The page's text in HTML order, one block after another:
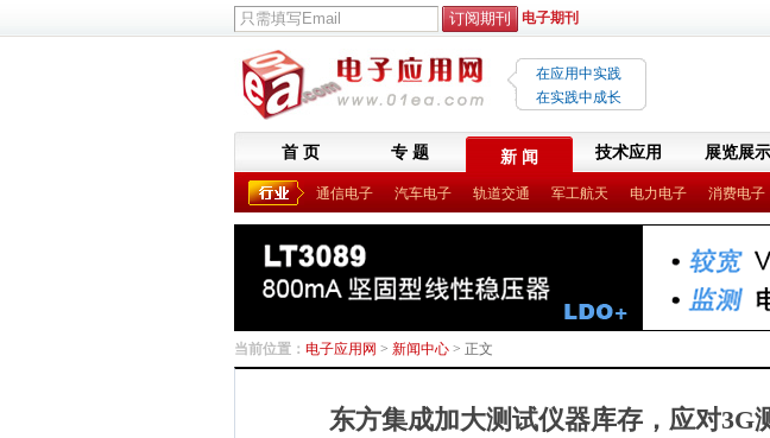
电子期刊
在应用中实践
在实践中成长
首 页 专 题 新 闻 技术应用 展览展示
通信电子 汽车电子 轨道交通 军工航天 电力电子 消费电子
当前位置： 电子应用网 > 新闻中心 > 正文
东方集成加大测试仪器库存，应对3G